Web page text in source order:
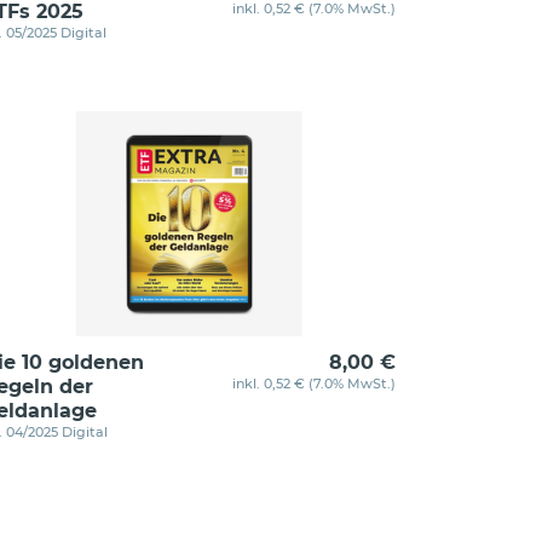
2025
05/2025 Digital
inkl. 0,52 € (7.0% MwSt.)
10 goldenen
der
04/2025 Digital
8,00 €
inkl. 0,52 € (7.0% MwSt.)